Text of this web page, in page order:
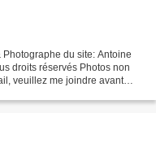
Photographe du site: Antoine
droits réservés Photos non
veuillez me joindre avant